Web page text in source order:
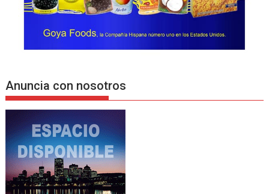
Anuncia con nosotros